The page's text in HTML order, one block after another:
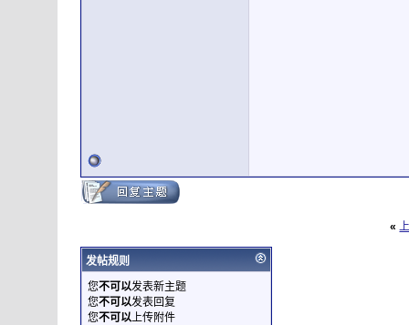
«
发帖规则
您不可以发表新主题
您不可以发表回复
您不可以上传附件